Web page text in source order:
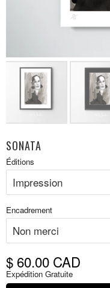
SONATA
Prix
réduit
Éditions
Encadrement
$ 60.00 CAD
Expédition Gratuite